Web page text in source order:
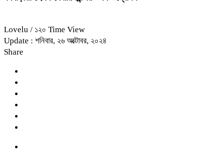
Lovelu / ১২০ Time View
Update : শনিবার, ২৬ অক্টোবর, ২০২৪
Share